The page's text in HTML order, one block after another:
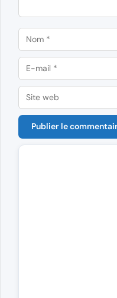
Nom
E-
mail
Site
web